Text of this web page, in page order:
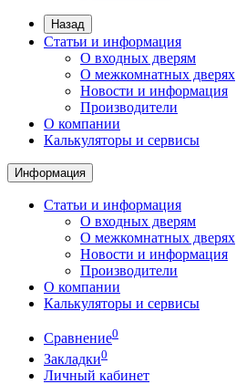
Назад
Статьи и информация
О входных дверям
О межкомнатных дверях
Новости и информация
Производители
О компании
Калькуляторы и сервисы
Информация
Статьи и информация
О входных дверям
О межкомнатных дверях
Новости и информация
Производители
О компании
Калькуляторы и сервисы
Сравнение0
Закладки0
Личный кабинет